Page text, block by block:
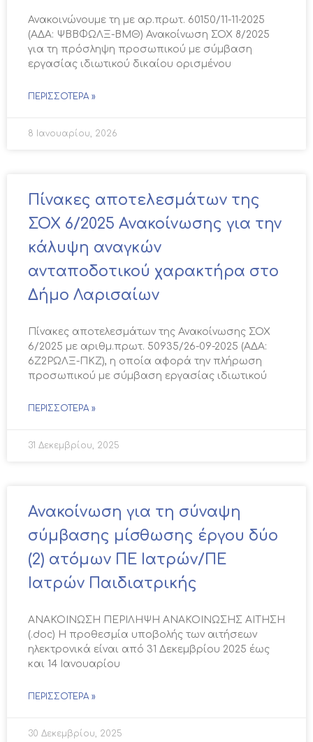
Ανακοινώνουμε τη με αρ.πρωτ. 60150/11-11-2025
(ΑΔΑ: ΨΒΒΦΩΛΞ-ΒΜΘ) Ανακοίνωση ΣΟΧ 8/2025
για τη πρόσληψη προσωπικού με σύμβαση
εργασίας ιδιωτικού δικαίου ορισμένου
ΠΕΡΙΣΣΌΤΕΡΑ »
8 Ιανουαρίου, 2026
Πίνακες αποτελεσμάτων της
ΣΟΧ 6/2025 Ανακοίνωσης για την
κάλυψη αναγκών
ανταποδοτικού χαρακτήρα στο
Δήμο Λαρισαίων
Πίνακες αποτελεσμάτων της Ανακοίνωσης ΣΟΧ
6/2025 με αριθμ.πρωτ. 50935/26-09-2025 (ΑΔΑ:
6Ζ2ΡΩΛΞ-ΠΚΖ), η οποία αφορά την πλήρωση
προσωπικού με σύμβαση εργασίας ιδιωτικού
ΠΕΡΙΣΣΌΤΕΡΑ »
31 Δεκεμβρίου, 2025
Ανακοίνωση για τη σύναψη
σύμβασης μίσθωσης έργου δύο
(2) ατόμων ΠΕ Ιατρών/ΠΕ
Ιατρών Παιδιατρικής
ΑΝΑΚΟΙΝΩΣΗ ΠΕΡΙΛΗΨΗ ΑΝΑΚΟΙΝΩΣΗΣ ΑΙΤΗΣΗ
(.doc) Η προθεσμία υποβολής των αιτήσεων
ηλεκτρονικά είναι από 31 Δεκεμβρίου 2025 έως
και 14 Ιανουαρίου
ΠΕΡΙΣΣΌΤΕΡΑ »
30 Δεκεμβρίου, 2025